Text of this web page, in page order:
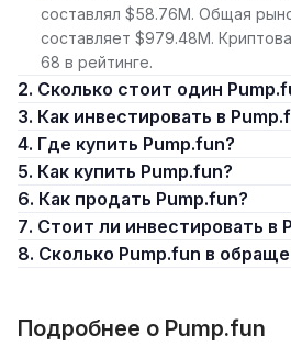
составлял $58.76M. Общая
составляет $979.48M.
68 в рейтинге.
2. Сколько стоит один
3. Как инвестировать в
4. Где купить Pump.fun?
5. Как купить Pump.fun?
6. Как продать Pump.fun?
7. Стоит ли инвестировать в
8. Сколько Pump.fun в
Подробнее о Pump.fun